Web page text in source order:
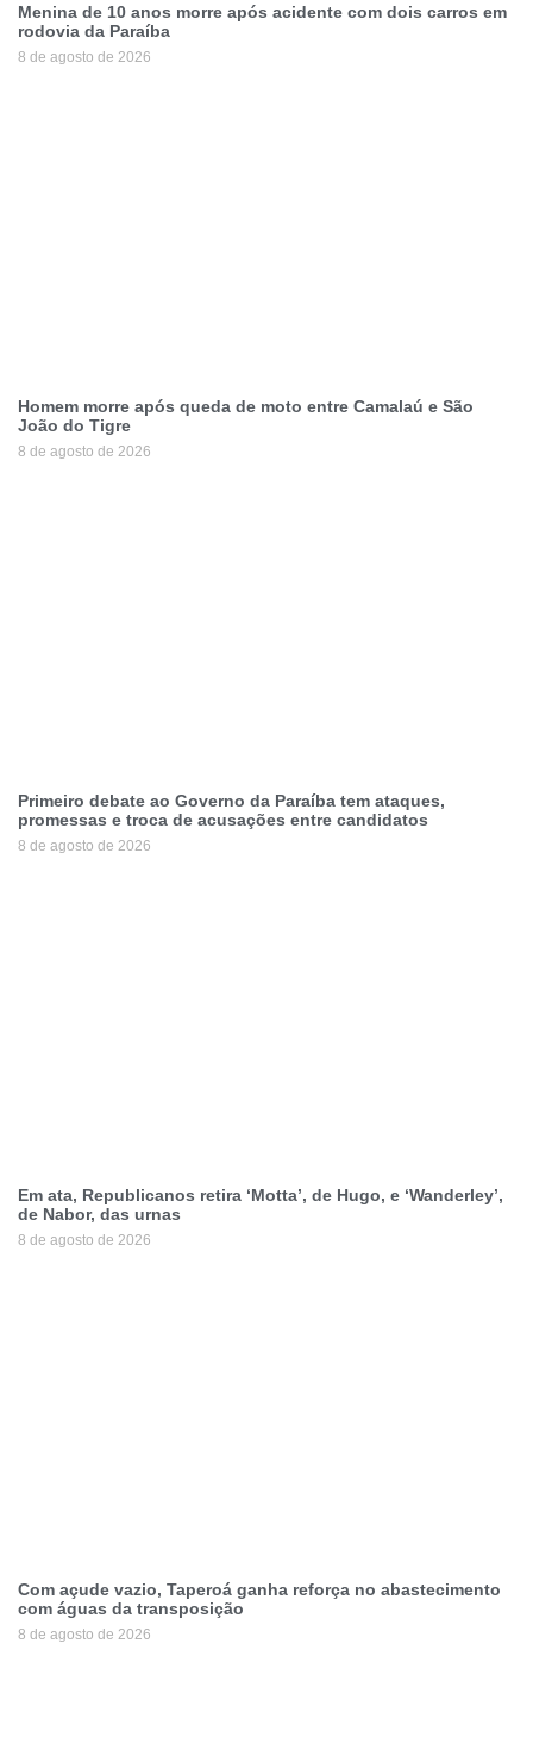
Menina de 10 anos morre após acidente com dois carros em
rodovia da Paraíba
8 de agosto de 2026
Homem morre após queda de moto entre Camalaú e São
João do Tigre
8 de agosto de 2026
Primeiro debate ao Governo da Paraíba tem ataques,
promessas e troca de acusações entre candidatos
8 de agosto de 2026
Em ata, Republicanos retira ‘Motta’, de Hugo, e ‘Wanderley’,
de Nabor, das urnas
8 de agosto de 2026
Com açude vazio, Taperoá ganha reforça no abastecimento
com águas da transposição
8 de agosto de 2026